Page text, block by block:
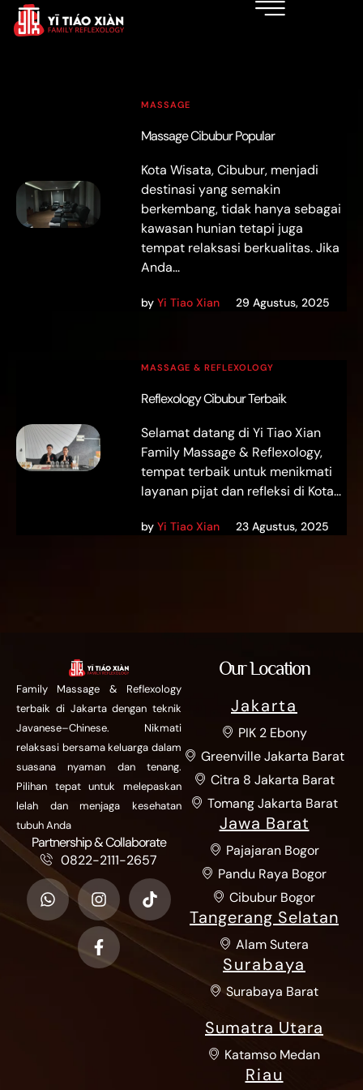
MASSAGE
Massage Cibubur Popular
Kota Wisata, Cibubur, menjadi
destinasi yang semakin
berkembang, tidak hanya sebagai
kawasan hunian tetapi juga
tempat relaksasi berkualitas. Jika
Anda...
byYi Tiao Xian 29 Agustus, 2025
MASSAGE & REFLEXOLOGY
Reflexology Cibubur Terbaik
Selamat datang di Yi Tiao Xian
Family Massage & Reflexology,
tempat terbaik untuk menikmati
layanan pijat dan refleksi di Kota...
byYi Tiao Xian 23 Agustus, 2025
Family Massage & Reflexology
terbaik di Jakarta dengan teknik
Javanese–Chinese. Nikmati
relaksasi bersama keluarga dalam
suasana nyaman dan tenang.
Pilihan tepat untuk melepaskan
lelah dan menjaga kesehatan
tubuh Anda
Partnership & Collaborate
0822-2111-2657
Our Location
Jakarta
PIK 2 Ebony
Greenville Jakarta Barat
Citra 8 Jakarta Barat
Tomang Jakarta Barat
Jawa Barat
Pajajaran Bogor
Pandu Raya Bogor
Cibubur Bogor
Tangerang Selatan
Alam Sutera
Surabaya
Surabaya Barat
Sumatra Utara
Katamso Medan
Riau